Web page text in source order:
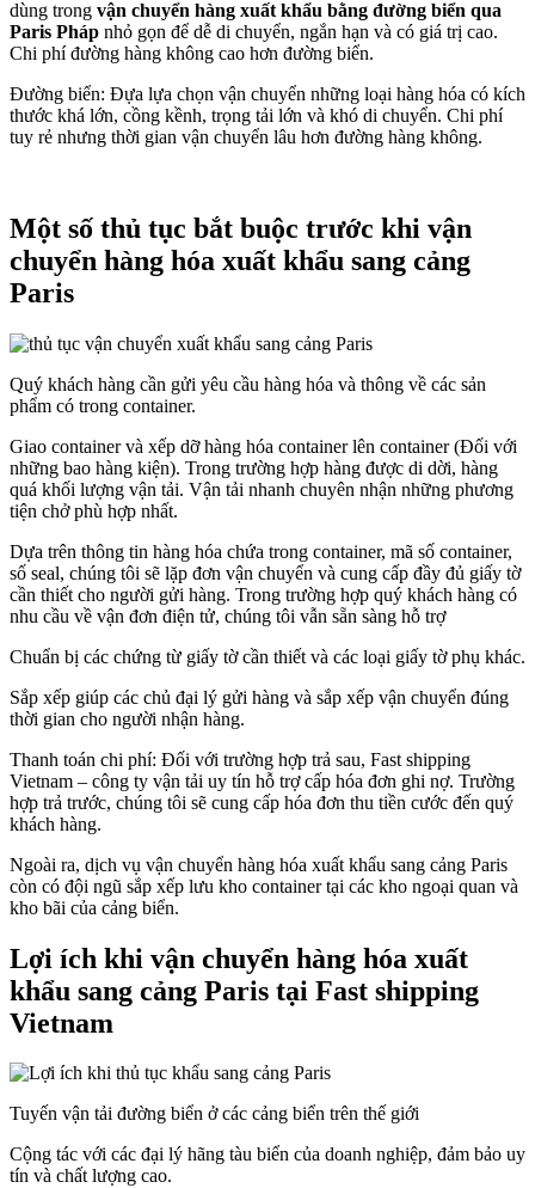
dùng trong vận chuyển hàng xuất khẩu bằng đường biển qua
Paris Pháp nhỏ gọn để dễ di chuyển, ngắn hạn và có giá trị cao.
Chi phí đường hàng không cao hơn đường biển.
Đường biển: Đựa lựa chọn vận chuyển những loại hàng hóa có kích
thước khá lớn, cồng kềnh, trọng tải lớn và khó di chuyển. Chi phí
tuy rẻ nhưng thời gian vận chuyển lâu hơn đường hàng không.
Một số thủ tục bắt buộc trước khi vận
chuyển hàng hóa xuất khẩu sang cảng
Paris
Quý khách hàng cần gửi yêu cầu hàng hóa và thông về các sản
phẩm có trong container.
Giao container và xếp dỡ hàng hóa container lên container (Đối với
những bao hàng kiện). Trong trường hợp hàng được di dời, hàng
quá khối lượng vận tải. Vận tải nhanh chuyên nhận những phương
tiện chở phù hợp nhất.
Dựa trên thông tin hàng hóa chứa trong container, mã số container,
số seal, chúng tôi sẽ lặp đơn vận chuyển và cung cấp đầy đủ giấy tờ
cần thiết cho người gửi hàng. Trong trường hợp quý khách hàng có
nhu cầu về vận đơn điện tử, chúng tôi vẫn sẵn sàng hỗ trợ
Chuẩn bị các chứng từ giấy tờ cần thiết và các loại giấy tờ phụ khác.
Sắp xếp giúp các chủ đại lý gửi hàng và sắp xếp vận chuyển đúng
thời gian cho người nhận hàng.
Thanh toán chi phí: Đối với trường hợp trả sau, Fast shipping
Vietnam – công ty vận tải uy tín hỗ trợ cấp hóa đơn ghi nợ. Trường
hợp trả trước, chúng tôi sẽ cung cấp hóa đơn thu tiền cước đến quý
khách hàng.
Ngoài ra, dịch vụ vận chuyển hàng hóa xuất khẩu sang cảng Paris
còn có đội ngũ sắp xếp lưu kho container tại các kho ngoại quan và
kho bãi của cảng biển.
Lợi ích khi vận chuyển hàng hóa xuất
khẩu sang cảng Paris tại Fast shipping
Vietnam
Tuyến vận tải đường biển ở các cảng biển trên thế giới
Cộng tác với các đại lý hãng tàu biển của doanh nghiệp, đảm bảo uy
tín và chất lượng cao.